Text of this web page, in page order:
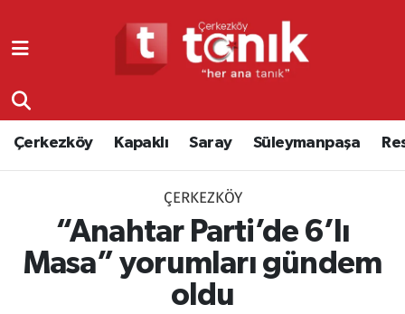
Çerkezköy Kapaklı Saray Süleymanpaşa
ÇERKEZKÖY
“Anahtar Parti’de 6’lı
Masa” yorumları gündem
oldu
Resmi Reklamlar
Eğitim
Tekirdağ Nöbetçi Eczaneler
Tekirdağ Trafik Yoğunluk Haritası
Süper Lig Puan Durumu ve Fikstür